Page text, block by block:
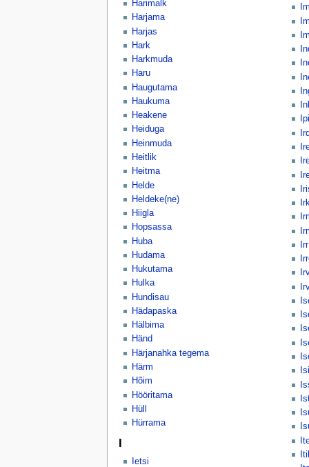
Harimalk
Harjama
Harjas
Hark
Harkmuda
Haru
Haugutama
Haukuma
Heakene
Heiduga
Heinmuda
Heitlik
Heitma
Helde
Heldeke(ne)
Hiigla
Hopsassa
Huba
Hudama
Hukutama
Hulka
Hundisau
Hädapaska
Hälbima
Händ
Härjanahka tegema
Härm
Hõim
Hööritama
Hüll
Hürrama
I
Ietsi
Irr